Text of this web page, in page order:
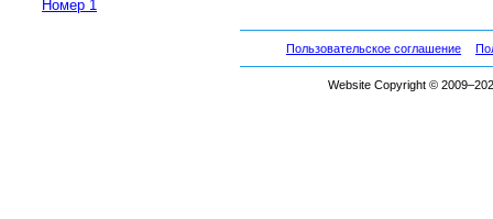
Номер 1
Пользовательское соглашение
Website Copyright ©